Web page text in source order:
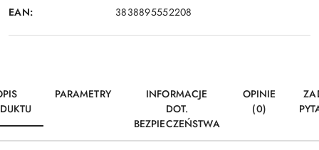
EAN: 3838895552208
PARAMETRY
INFORMACJE
DOT.
BEZPIECZEŃSTWA
OPINIE
(0)